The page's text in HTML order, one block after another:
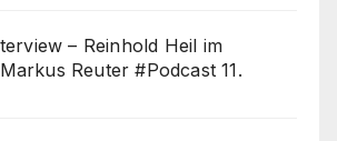
– Reinhold Heil im
Reuter #Podcast 11.